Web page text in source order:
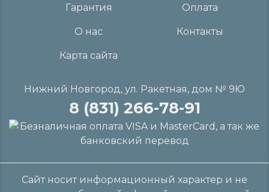
Гарантия Оплата
О нас Контакты
Карта сайта
Нижний Новгород, ул. Ракетная, дом № 9Ю
8 (831) 266-78-91
Сайт носит информационный характер и не